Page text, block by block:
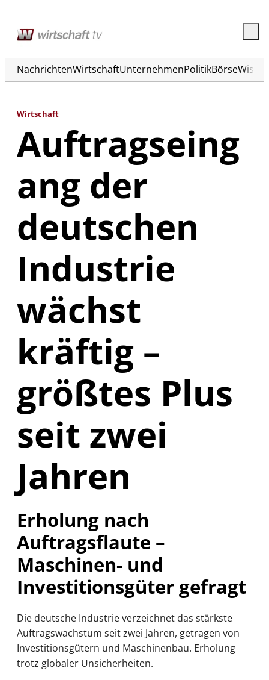
NachrichtenWirtschaftUnternehmenPolitikBörse
Wirtschaft
Auftragseing
ang der
deutschen
Industrie
wächst
kräftig –
größtes Plus
seit zwei
Jahren
Erholung nach
Auftragsflaute –
Maschinen- und
Investitionsgüter gefragt
Die deutsche Industrie verzeichnet das stärkste
Auftragswachstum seit zwei Jahren, getragen von
Investitionsgütern und Maschinenbau. Erholung
trotz globaler Unsicherheiten.